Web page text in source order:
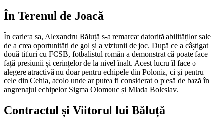
În Terenul de Joacă
În cariera sa, Alexandru Băluță s-a remarcat datorită abilităților sale
de a crea oportunități de gol și a viziunii de joc. După ce a câștigat
două titluri cu FCSB, fotbalistul român a demonstrat că poate face
față presiunii și cerințelor de la nivel înalt. Acest lucru îl face o
alegere atractivă nu doar pentru echipele din Polonia, ci și pentru
cele din Cehia, acolo unde ar putea fi considerat o piesă de bază în
angrenajul echipelor Sigma Olomouc și Mlada Boleslav.
Contractul și Viitorul lui Băluță